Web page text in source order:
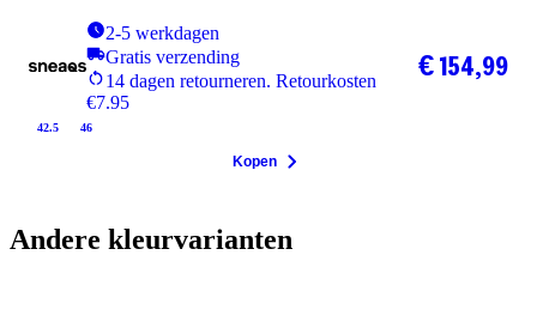
2-5 werkdagen
Gratis verzending
14 dagen retourneren. Retourkosten
€7.95
42.5 46
€ 154,99
Kopen
Andere kleurvarianten